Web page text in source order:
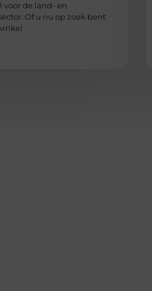
de land- en
Of u nu op zoek bent